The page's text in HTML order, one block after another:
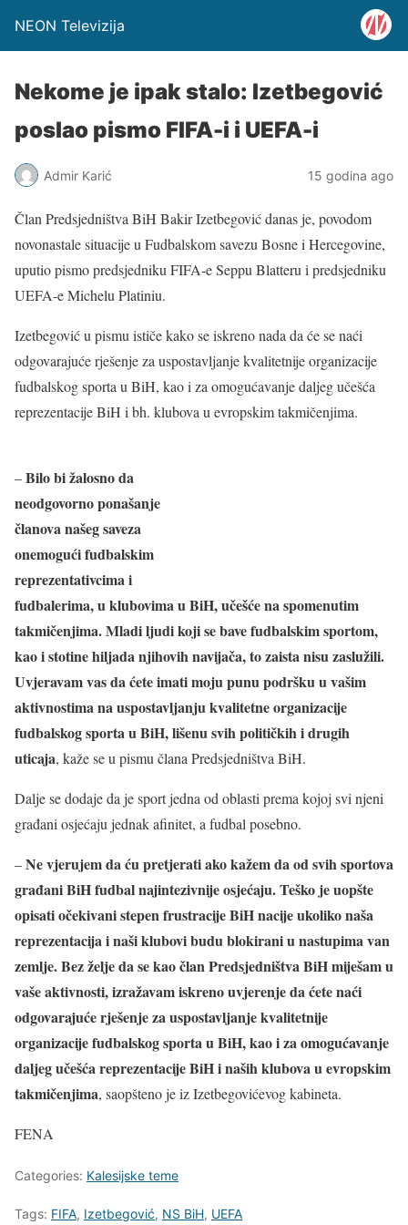
NEON Televizija
Nekome je ipak stalo: Izetbegović
poslao pismo FIFA-i i UEFA-i
Admir Karić 15 godina ago
Član Predsjedništva BiH Bakir Izetbegović danas je, povodom
novonastale situacije u Fudbalskom savezu Bosne i Hercegovine,
uputio pismo predsjedniku FIFA-e Seppu Blatteru i predsjedniku
UEFA-e Michelu Platiniu.
Izetbegović u pismu ističe kako se iskreno nada da će se naći
odgovarajuće rješenje za uspostavljanje kvalitetnije organizacije
fudbalskog sporta u BiH, kao i za omogućavanje daljeg učešća
reprezentacije BiH i bh. klubova u evropskim takmičenjima.
–Bilo bi žalosno da
neodgovorno ponašanje
članova našeg saveza
onemogući fudbalskim
reprezentativcima i
fudbalerima, u klubovima u BiH, učešće na spomenutim
takmičenjima. Mladi ljudi koji se bave fudbalskim sportom,
kao i stotine hiljada njihovih navijača, to zaista nisu zaslužili.
Uvjeravam vas da ćete imati moju punu podršku u vašim
aktivnostima na uspostavljanju kvalitetne organizacije
fudbalskog sporta u BiH, lišenu svih političkih i drugih
uticaja, kaže se u pismu člana Predsjedništva BiH.
Dalje se dodaje da je sport jedna od oblasti prema kojoj svi njeni
građani osjećaju jednak afinitet, a fudbal posebno.
–Ne vjerujem da ću pretjerati ako kažem da od svih sportova
građani BiH fudbal najintezivnije osjećaju. Teško je uopšte
opisati očekivani stepen frustracije BiH nacije ukoliko naša
reprezentacija i naši klubovi budu blokirani u nastupima van
zemlje. Bez želje da se kao član Predsjedništva BiH miješam u
vaše aktivnosti, izražavam iskreno uvjerenje da ćete naći
odgovarajuće rješenje za uspostavljanje kvalitetnije
organizacije fudbalskog sporta u BiH, kao i za omogućavanje
daljeg učešća reprezentacije BiH i naših klubova u evropskim
takmičenjima, saopšteno je iz Izetbegovićevog kabineta.
FENA
Categories: Kalesijske teme
Tags: FIFA, Izetbegović, NS BiH, UEFA